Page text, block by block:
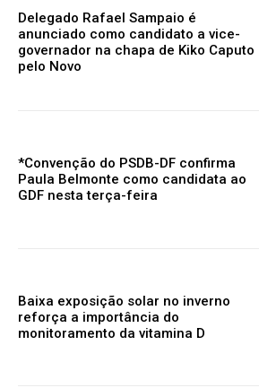
Delegado Rafael Sampaio é
anunciado como candidato a vice-
governador na chapa de Kiko Caputo
pelo Novo
*Convenção do PSDB-DF confirma
Paula Belmonte como candidata ao
GDF nesta terça-feira
Baixa exposição solar no inverno
reforça a importância do
monitoramento da vitamina D